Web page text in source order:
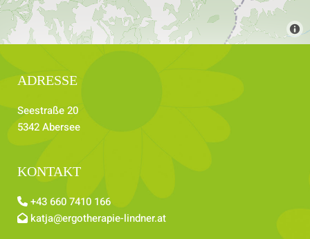
ADRESSE
Seestraße 20
5342 Abersee
KONTAKT
 +43 660 7410 166
 katja@ergotherapie-lindner.at